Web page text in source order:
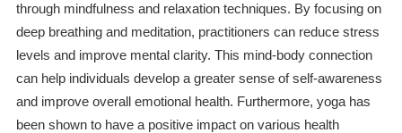
through mindfulness and relaxation techniques. By focusing on
deep breathing and meditation, practitioners can reduce stress
levels and improve mental clarity. This mind-body connection
can help individuals develop a greater sense of self-awareness
and improve overall emotional health. Furthermore, yoga has
been shown to have a positive impact on various health